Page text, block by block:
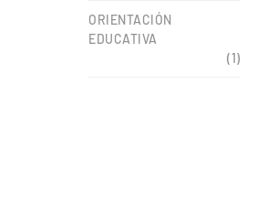
ORIENTACIÓN
EDUCATIVA
(1)